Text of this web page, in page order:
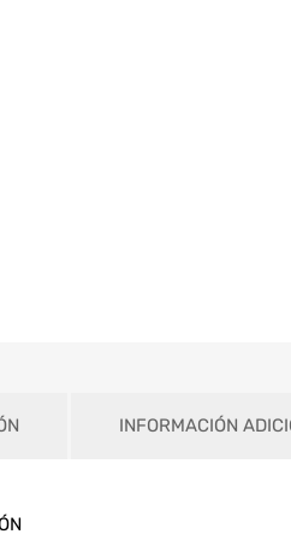
INFORMACIÓN